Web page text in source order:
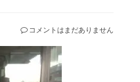
コメントはまだありません